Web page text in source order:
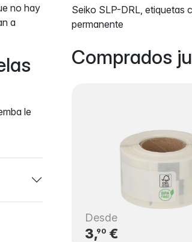
Seiko SLP-DRL, etiquetas
permanente
Comprados
Desde
3,90€
no hay
a
le